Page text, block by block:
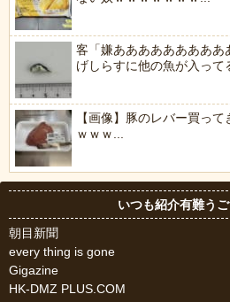
客「嫌ああああああああ
げしらすに他の魚が入って
【画像】豚のレバー買っ
ｗｗｗ...
いつも紹介有難う
朝目新聞
every thing is gone
Gigazine
HK-DMZ PLUS.COM